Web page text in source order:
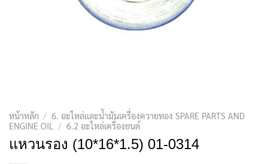
หน้าหลัก / 6. อะไหล่และน้ำมันเครื่องควายทอง SPARE PARTS AND
ENGINE OIL
/ 6.2 อะไหล่เครื่องยนต์
แหวนรอง (10*16*1.5) 01-0314